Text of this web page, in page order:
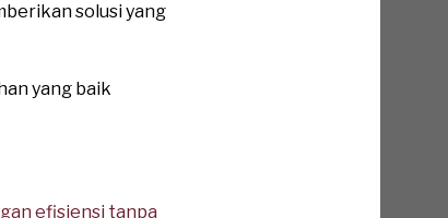
solusi yang
yang baik
efisiensi tanpa